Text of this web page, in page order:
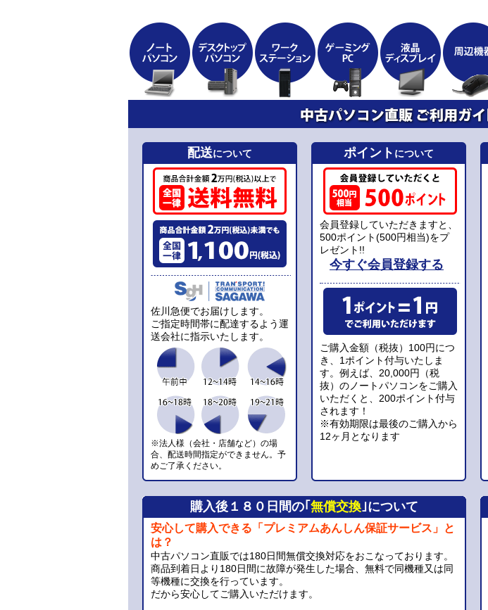
配送について ポイント について
佐川急便でお届けします。
ご指定時間帯に配達するよう運
送会社に指示いたします。
※法人様（会社・店舗など）の場
合、配送時間指定ができません。予
めご了承ください。
会員登録していただきますと、
500ポイント(500円相当)をプ
レゼント!!
今すぐ会員登録する
ご購入金額（税抜）100円につ
き、1ポイント付与いたしま
す。例えば、20,000円（税
抜）のノートパソコンをご購入
いただくと、200ポイント付与
されます！
※有効期限は最後のご購入から
12ヶ月となります
購入後１８０日間の｢ 無償交換｣について
安心して購入できる「プレミアムあんしん保証サービス」と
は？
中古パソコン直販では180日間無償交換対応をおこなっております。
商品到着日より180日間に故障が発生した場合、無料で同機種又は同
等機種に交換を行っています。
だから安心してご購入いただけます。